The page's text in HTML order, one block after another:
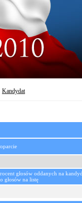
Kandydat
głosów oddanych na
głosów na listę